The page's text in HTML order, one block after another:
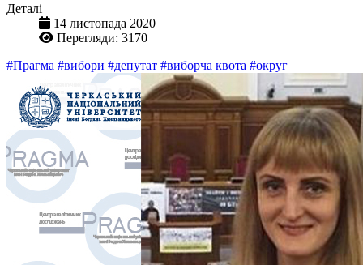
Деталі
14 листопада 2020
Перегляди: 3170
#Прагма #вибори #депутат #виборча квота #округ